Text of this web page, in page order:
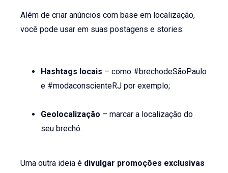
Além de criar anúncios com base em localização,
você pode usar em suas postagens e stories:
Hashtags locais – como #brechodeSãoPaulo
e #modaconscienteRJ por exemplo;
Geolocalização – marcar a localização do
seu brechó.
Uma outra ideia é divulgar promoções exclusivas